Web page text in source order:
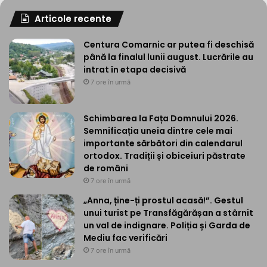
Articole recente
Centura Comarnic ar putea fi deschisă
până la finalul lunii august. Lucrările au
intrat în etapa decisivă
7 ore în urmă
Schimbarea la Fața Domnului 2026.
Semnificația uneia dintre cele mai
importante sărbători din calendarul
ortodox. Tradiții și obiceiuri păstrate
de români
7 ore în urmă
„Anna, ține-ți prostul acasă!”. Gestul
unui turist pe Transfăgărășan a stârnit
un val de indignare. Poliția și Garda de
Mediu fac verificări
7 ore în urmă